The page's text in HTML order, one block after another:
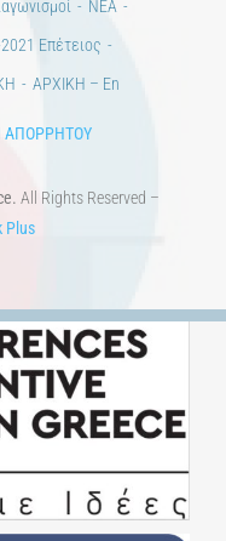
από τη χώρα
ΝΕΑ
ΑΠΟΡΡΗΤΟΥ